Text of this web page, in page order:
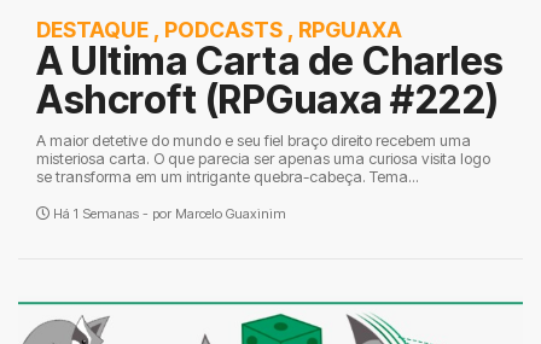
DESTAQUE , PODCASTS , RPGUAXA
A Ultima Carta de Charles
Ashcroft (RPGuaxa #222)
A maior detetive do mundo e seu fiel braço direito recebem uma
misteriosa carta. O que parecia ser apenas uma curiosa visita logo
se transforma em um intrigante quebra-cabeça. Tema...
Há 1 Semanas - por Marcelo Guaxinim